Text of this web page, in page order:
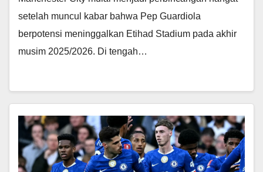
setelah muncul kabar bahwa Pep Guardiola
berpotensi meninggalkan Etihad Stadium pada akhir
musim 2025/2026. Di tengah…